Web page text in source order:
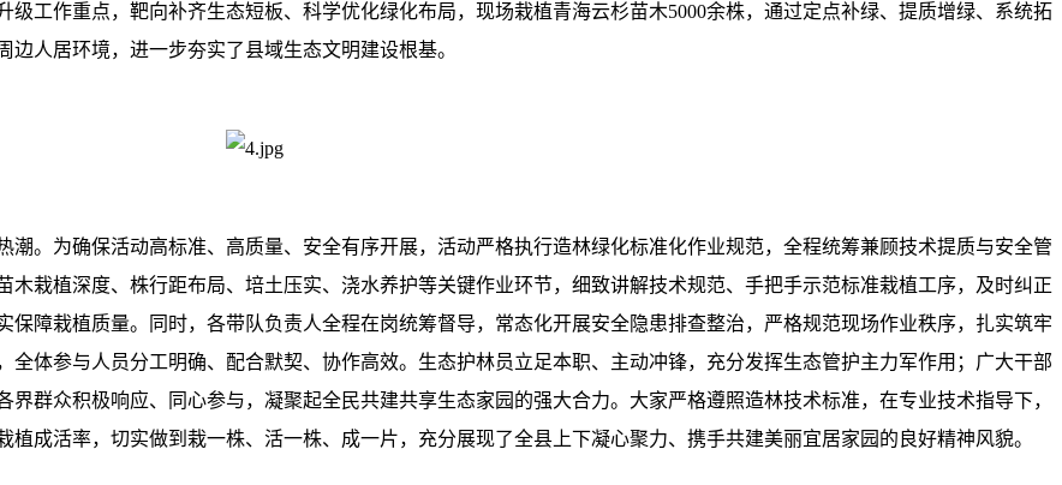
工作重点，靶向补齐生态短板、科学优化绿化布局，现场栽植青海云杉苗木5000余株，通过定点补绿、提质增绿、系统拓
人居环境，进一步夯实了县域生态文明建设根基。
。为确保活动高标准、高质量、安全有序开展，活动严格执行造林绿化标准化作业规范，全程统筹兼顾技术提质与安全管
栽植深度、株行距布局、培土压实、浇水养护等关键作业环节，细致讲解技术规范、手把手示范标准栽植工序，及时纠正
障栽植质量。同时，各带队负责人全程在岗统筹督导，常态化开展安全隐患排查整治，严格规范现场作业秩序，扎实筑牢
体参与人员分工明确、配合默契、协作高效。生态护林员立足本职、主动冲锋，充分发挥生态管护主力军作用；广大干部
群众积极响应、同心参与，凝聚起全民共建共享生态家园的强大合力。大家严格遵照造林技术标准，在专业技术指导下，
成活率，切实做到栽一株、活一株、成一片，充分展现了全县上下凝心聚力、携手共建美丽宜居家园的良好精神风貌。